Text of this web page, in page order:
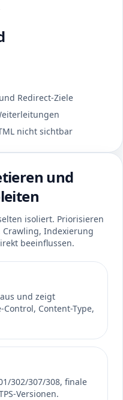
Redirect-Ziele
nicht sichtbar
und
isoliert. Priorisieren
Crawling, Indexierung
beeinflussen.
und zeigt
Content-Type,
302/307/308, finale
Versionen.